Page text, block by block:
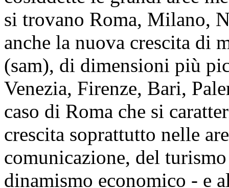
si trovano Roma, Milano,
anche la nuova crescita di
(sam), di dimensioni più
Venezia, Firenze, Bari,
caso di Roma che si
crescita soprattutto nelle
comunicazione, del
dinamismo economico - e